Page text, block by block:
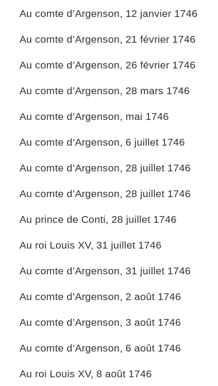
Au comte d’Argenson, 12 janvier 1746
Au comte d’Argenson, 21 février 1746
Au comte d’Argenson, 26 février 1746
Au comte d’Argenson, 28 mars 1746
Au comte d’Argenson, mai 1746
Au comte d’Argenson, 6 juillet 1746
Au comte d’Argenson, 28 juillet 1746
Au comte d’Argenson, 28 juillet 1746
Au prince de Conti, 28 juillet 1746
Au roi Louis XV, 31 juillet 1746
Au comte d’Argenson, 31 juillet 1746
Au comte d’Argenson, 2 août 1746
Au comte d’Argenson, 3 août 1746
Au comte d’Argenson, 6 août 1746
Au roi Louis XV, 8 août 1746